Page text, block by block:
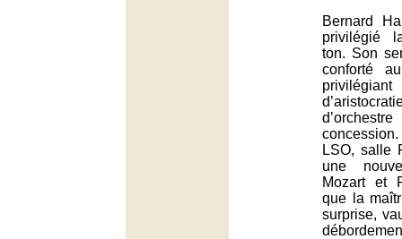
Bernard
privilégié
ton. Son
conforté
LSO, salle
une
Mozart et
que la
surprise,